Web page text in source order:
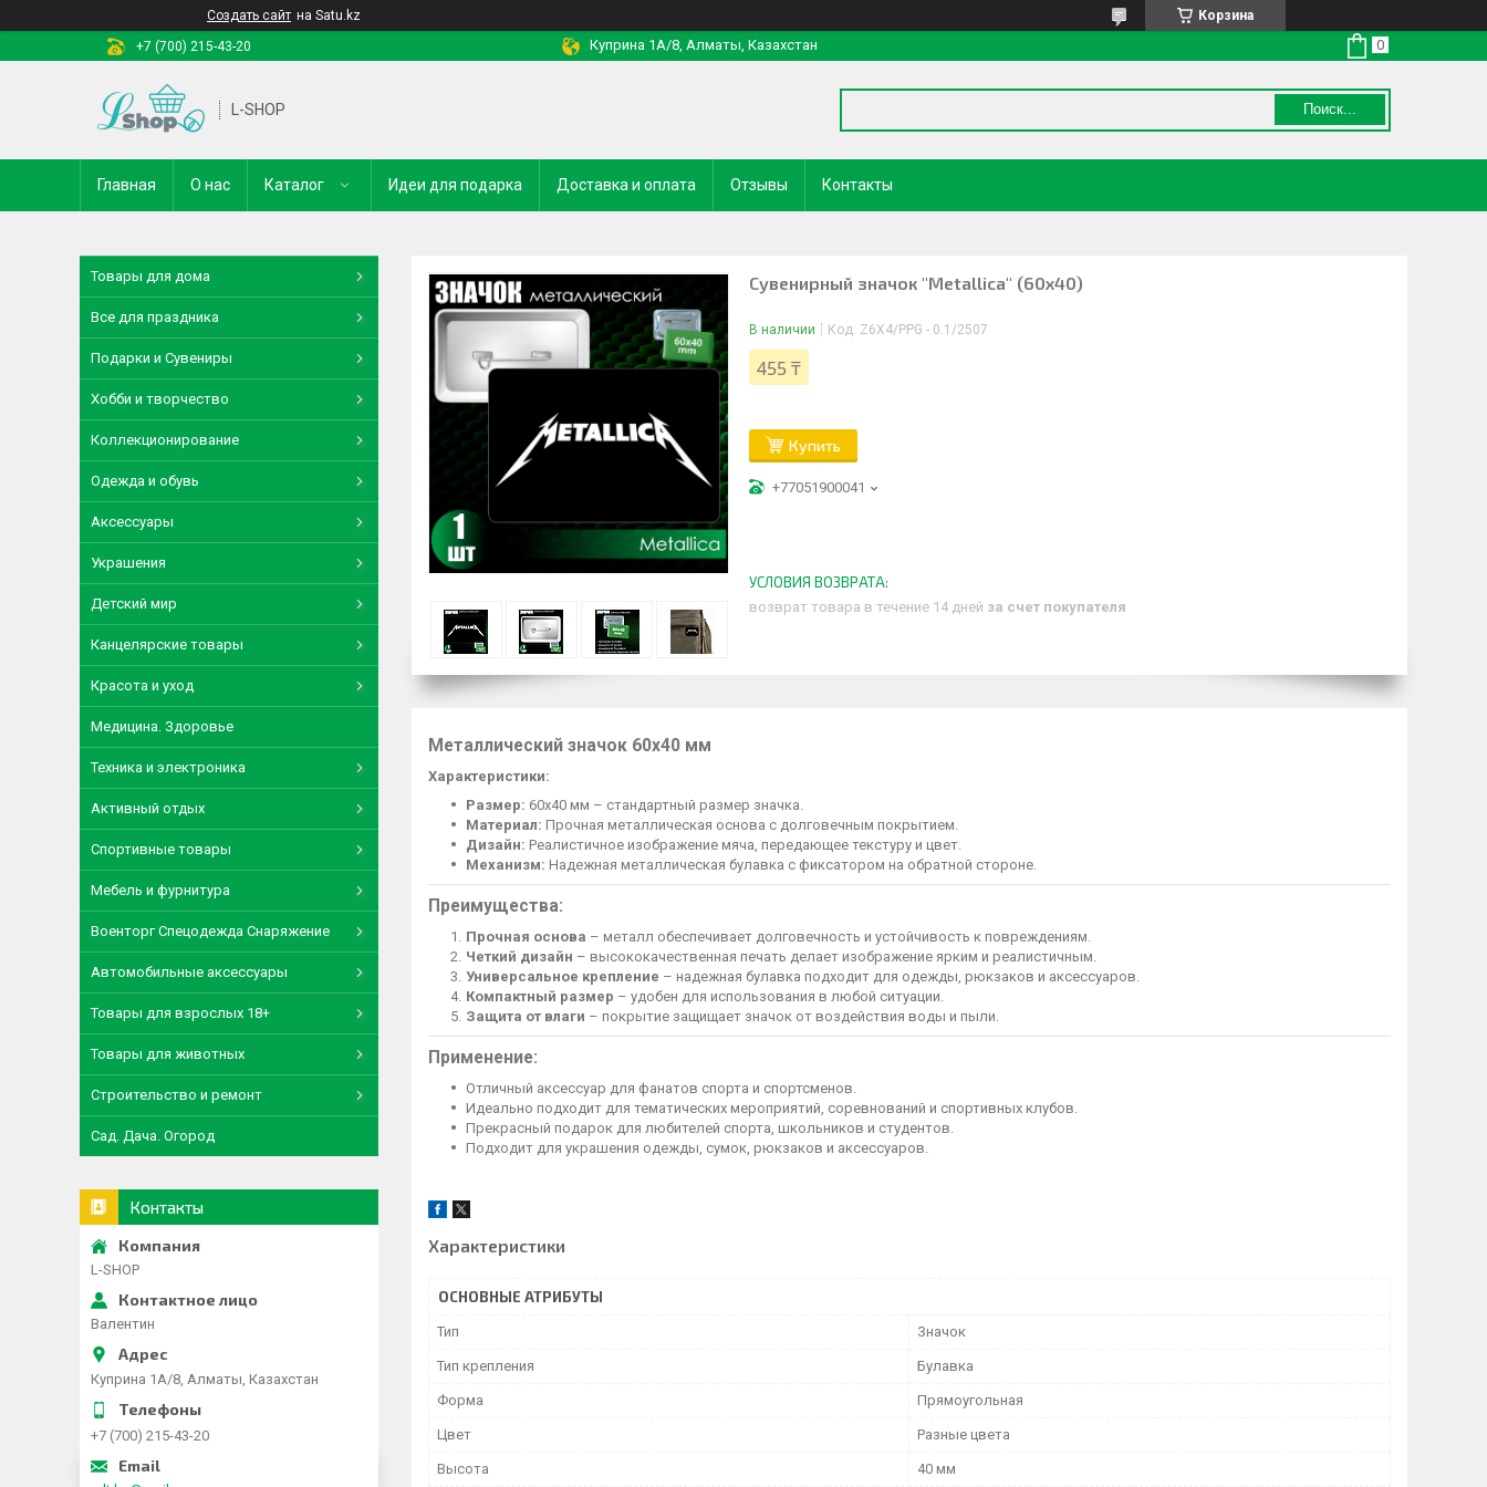
Создать сайт на Satu.kz
Корзина
+7 (700) 215-43-20
Куприна 1A/8, Алматы, Казахстан
L-SHOP Поиск...
Главная О нас Каталог Идеи для подарка Доставка и оплата Отзывы Контакты
Сувенирный значок "Metallica" (60х40)
В наличии Код: Z6X4/PPG - 0.1/2507
455 ₸
Купить
+77051900041
возврат товара в течение 14 дней за счет покупателя
Металлический значок 60х40 мм
Характеристики:
Размер: 60х40 мм – стандартный размер значка.
Материал: Прочная металлическая основа с долговечным покрытием.
Дизайн: Реалистичное изображение мяча, передающее текстуру и цвет.
Механизм: Надежная металлическая булавка с фиксатором на обратной стороне.
Преимущества:
Прочная основа – металл обеспечивает долговечность и устойчивость к повреждениям.
Четкий дизайн – высококачественная печать делает изображение ярким и реалистичным.
Универсальное крепление – надежная булавка подходит для одежды, рюкзаков и аксессуаров.
Компактный размер – удобен для использования в любой ситуации.
Защита от влаги – покрытие защищает значок от воздействия воды и пыли.
Применение:
Отличный аксессуар для фанатов спорта и спортсменов.
Идеально подходит для тематических мероприятий, соревнований и спортивных клубов.
Прекрасный подарок для любителей спорта, школьников и студентов.
Подходит для украшения одежды, сумок, рюкзаков и аксессуаров.
Характеристики
ОСНОВНЫЕ АТРИБУТЫ
Тип Значок
Тип крепления Булавка
Форма Прямоугольная
Цвет Разные цвета
Высота 40 мм
Товары для дома
Все для праздника
Подарки и Сувениры
Хобби и творчество
Коллекционирование
Одежда и обувь
Аксессуары
Украшения
Детский мир
Канцелярские товары
Красота и уход
Медицина. Здоровье
Техника и электроника
Активный отдых
Спортивные товары
Мебель и фурнитура
Военторг Спецодежда Снаряжение
Автомобильные аксессуары
Товары для взрослых 18+
Товары для животных
Строительство и ремонт
Сад. Дача. Огород
Контакты
L-SHOP
Валентин
Куприна 1A/8, Алматы, Казахстан
+7 (700) 215-43-20